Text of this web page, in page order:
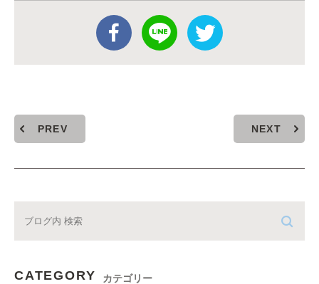
PREV NEXT
CATEGORY カテゴリー